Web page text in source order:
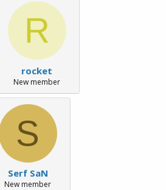
R
rocket
New member
S
Serf SaN
New member